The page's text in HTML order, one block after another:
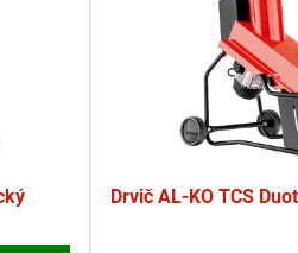
Drvič AL-KO TCS